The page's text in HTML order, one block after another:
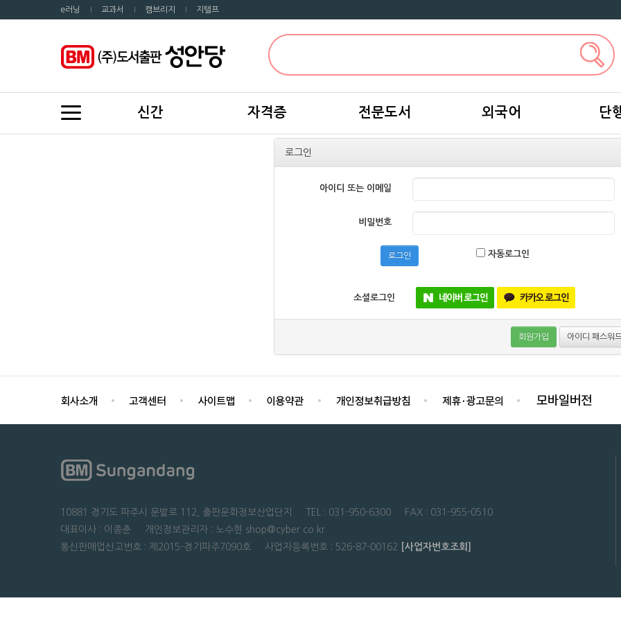
e러닝 교과서 캠브리지 지텔프
신간 자격증 전문도서 외국어 단
로그인
아이디 또는 이메일
비밀번호
로그인 자동로그인
소셜로그인
회원가입 아이디 패스워
10881 경기도 파주시 문발로 112, 출판문화정보산업단지 TEL : 031-950-6300 FAX : 031-955-0510
대표이사 : 이종춘 개인정보관리자 : 노수현 shop@cyber.co.kr
통신판매업신고번호 : 제2015-경기파주7090호 사업자등록번호 : 526-87-00162
[사업자번호조회]